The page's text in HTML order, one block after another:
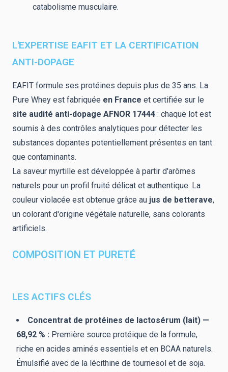
catabolisme musculaire.
L'EXPERTISE EAFIT ET LA CERTIFICATION
ANTI-DOPAGE
EAFIT formule ses protéines depuis plus de 35 ans. La
Pure Whey est fabriquée en France et certifiée sur le
site audité anti-dopage AFNOR 17444 : chaque lot est
soumis à des contrôles analytiques pour détecter les
substances dopantes potentiellement présentes en tant
que contaminants.
La saveur myrtille est développée à partir d'arômes
naturels pour un profil fruité délicat et authentique. La
couleur violacée est obtenue grâce au jus de betterave,
un colorant d'origine végétale naturelle, sans colorants
artificiels.
COMPOSITION ET PURETÉ
LES ACTIFS CLÉS
Concentrat de protéines de lactosérum (lait) —
68,92 % : Première source protéique de la formule,
riche en acides aminés essentiels et en BCAA naturels.
Émulsifié avec de la lécithine de tournesol et de soja.